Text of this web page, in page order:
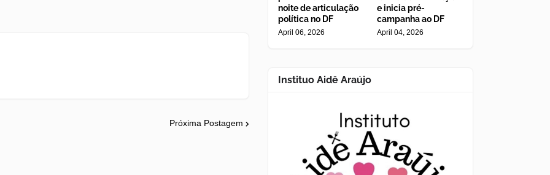
Próxima Postagem
noite de articulação
política no DF
April 06, 2026
e inicia pré-
campanha ao DF
April 04, 2026
Instituo Aidê Araújo